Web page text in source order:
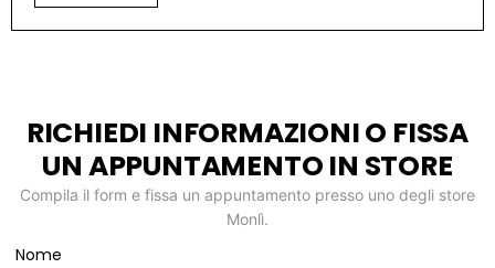
RICHIEDI INFORMAZIONI O FISSA
UN APPUNTAMENTO IN STORE
Compila il form e fissa un appuntamento presso uno degli store
Monlì.
Nome